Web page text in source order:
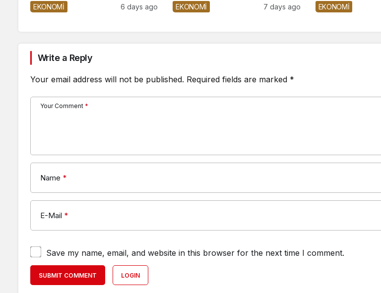
EKONOMİ 6 days ago EKONOMİ 7 days ago EKONOMİ
Write a Reply
Your email address will not be published. Required fields are marked *
Your Comment *
Name *
E-Mail *
Save my name, email, and website in this browser for the next time I comment.
SUBMIT COMMENT LOGIN